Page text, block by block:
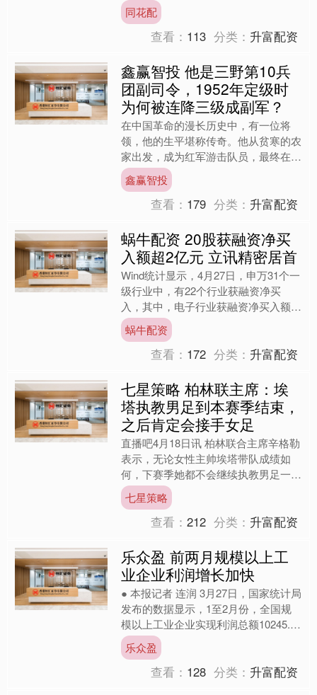
对该活动作出积极评价。本届交易会于
2....
同花配
查看： 113 分类： 升富配资
鑫赢智投 他是三野第10兵
团副司令，1952年定级时
为何被连降三级成副军？
在中国革命的漫长历史中，有一位将
领，他的生平堪称传奇。他从贫寒的农
家出发，成为红军游击队员，最终在新
中国成立后，担任了三野第10兵团副
司令这样的重要职务。这位将....
鑫赢智投
查看： 179 分类： 升富配资
蜗牛配资 20股获融资净买
入额超2亿元 立讯精密居首
Wind统计显示，4月27日，申万31个一
级行业中，有22个行业获融资净买
入，其中，电子行业获融资净买入额居
首，当日净买入84.07亿元。获融资净
买入居前的行业....
蜗牛配资
查看： 172 分类： 升富配资
七星策略 柏林联主席：埃
塔执教男足到本赛季结束，
之后肯定会接手女足
直播吧4月18日讯 柏林联合主席辛格勒
表示，无论女性主帅埃塔带队成绩如
何，下赛季她都不会继续执教男足一线
队。 柏林联合官方宣布，埃塔出任男
足一线队临时主帅，她成....
七星策略
查看：212 分类： 升富配资
乐众盈 前两月规模以上工
业企业利润增长加快
● 本报记者 连润 3月27日，国家统计局
发布的数据显示，1至2月份，全国规
模以上工业企业实现利润总额10245.6
亿元，同比增长15.2%，增速较上年全
年加快....
乐众盈
查看： 128 分类： 升富配资